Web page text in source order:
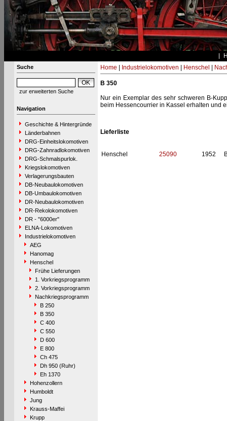
Suche
zur erweiterten Suche
Navigation
Geschichte & Hintergründe
Länderbahnen
DRG-Einheitslokomotiven
DRG-Zahnradlokomotiven
DRG-Schmalspurlok.
Kriegslokomotiven
Verlagerungsbauten
DB-Neubaulokomotiven
DB-Umbaulokomotiven
DR-Neubaulokomotiven
DR-Rekolokomotiven
DR - "6000er"
ELNA-Lokomotiven
Industrielokomotiven
AEG
Hanomag
Henschel
Frühe Lieferungen
1. Vorkriegsprogramm
2. Vorkriegsprogramm
Nachkriegsprogramm
B 250
B 350
C 400
C 550
D 600
E 800
Ch 475
Dh 950 (Ruhr)
Eh 1370
Hohenzollern
Humboldt
Jung
Krauss-Maffei
Krupp
Home Industrielokomotiven Henschel
B 350
Nur ein Exemplar des sehr schweren B-
beim Hessencourrier in Kassel erhalten und
Lieferliste
Henschel 25090 1952